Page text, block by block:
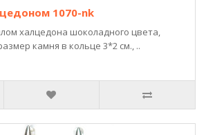
1070-nk
халцедона шоколадного цвета,
камня в кольце 3*2 см., ..